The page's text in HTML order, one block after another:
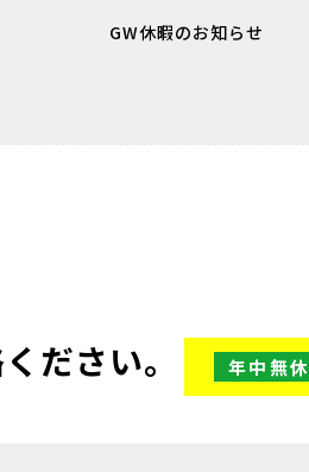
GW休暇のお知らせ
ださい。 年中無休